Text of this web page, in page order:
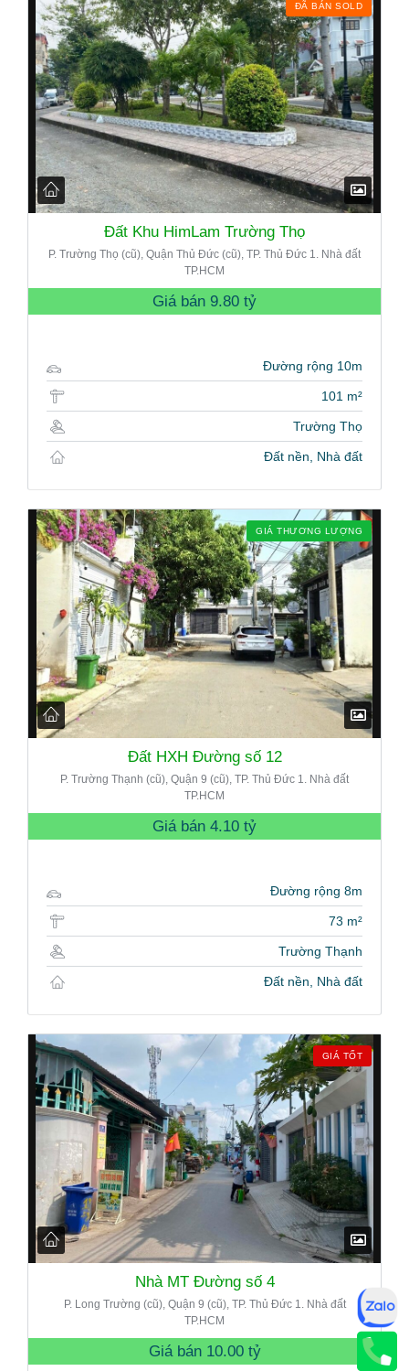
ĐÃ BÁN SOLD
Đất Khu HimLam Trường Thọ
P. Trường Thọ (cũ), Quận Thủ Đức (cũ), TP. Thủ Đức 1. Nhà đất
TP.HCM
Giá bán 9.80 tỷ
Đường rộng 10m
101 m²
Trường Thọ
Đất nền, Nhà đất
GIÁ THƯƠNG LƯỢNG
Đất HXH Đường số 12
P. Trường Thạnh (cũ), Quận 9 (cũ), TP. Thủ Đức 1. Nhà đất
TP.HCM
Giá bán 4.10 tỷ
Đường rộng 8m
73 m²
Trường Thạnh
Đất nền, Nhà đất
GIÁ TỐT
Nhà MT Đường số 4
P. Long Trường (cũ), Quận 9 (cũ), TP. Thủ Đức 1. Nhà đất
TP.HCM
Giá bán 10.00 tỷ